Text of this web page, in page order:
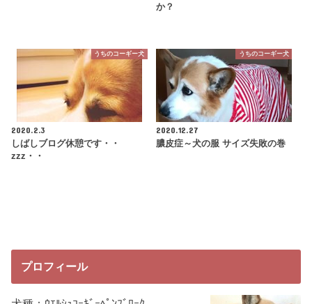
か？
うちのコーギー犬
2020.2.3
しばしブログ休憩です・・
zzz・・
うちのコーギー犬
2020.12.27
膿皮症～犬の服 サイズ失敗の巻
プロフィール